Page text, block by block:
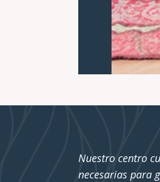
Nuestro centro
necesarias para